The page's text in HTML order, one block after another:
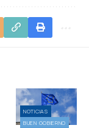
NOTICIAS
BUEN GOBIERNO